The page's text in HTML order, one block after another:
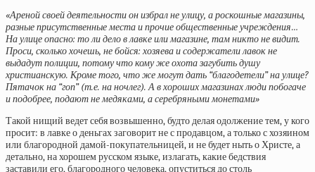
«Ареной своей деятельности он избрал не улицу, а роскошные магазины,
разные присутственные места и прочие общественные учреждения…
На улице опасно: то ли дело в лавке или магазине, там никто не видит.
Проси, сколько хочешь, не бойся: хозяева и содержатели лавок не
выдадут полиции, потому что кому же охота загубить душу
христианскую. Кроме того, что же могут дать “благодетели” на улице?
Пятачок на “гоп” (т.е. на ночлег). А в хороших магазинах люди побогаче
и подобрее, подают не медяками, а серебряными монетами»
Такой нищий ведет себя возвышенно, будто делая одолжение тем, у кого
просит: в лавке о деньгах заговорит не с продавцом, а только с хозяином
или благородной дамой-покупательницей, и не будет ныть о Христе, а
детально, на хорошем русском языке, излагать, какие бедствия
заставили его, благородного человека, опуститься до столь